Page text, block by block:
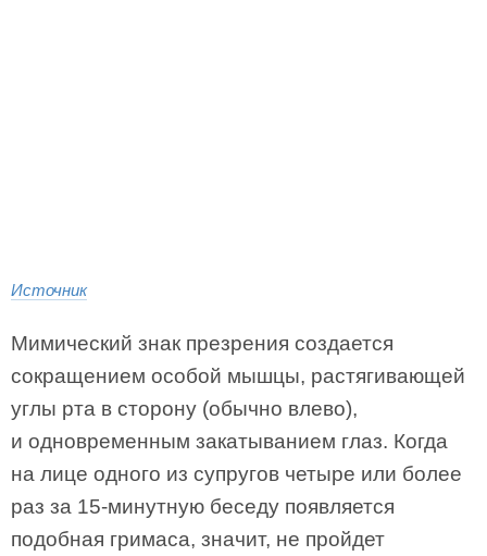
Источник
Мимический знак презрения создается
сокращением особой мышцы, растягивающей
углы рта в сторону (обычно влево),
и одновременным закатыванием глаз. Когда
на лице одного из супругов четыре или более
раз за 15-минутную беседу появляется
подобная гримаса, значит, не пройдет